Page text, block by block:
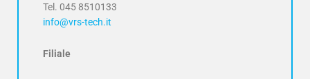
Tel. 045 8510133
info@vrs-tech.it
Filiale